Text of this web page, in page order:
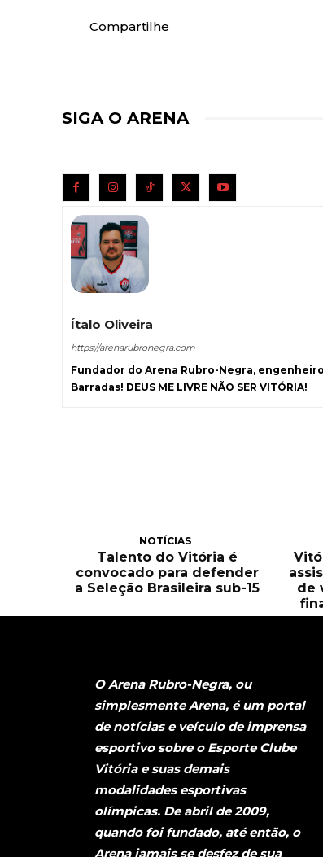
Compartilhe
SIGA O ARENA
Ítalo Oliveira
https://arenarubronegra.com
Fundador do Arena Rubro-Negra,
Barradas! DEUS ME LIVRE NÃO SER VITÓRIA!
NOTÍCIAS
Talento do Vitória é
convocado para defender
a Seleção Brasileira sub-15
de
O Arena Rubro-Negra, ou
simplesmente Arena, é um portal
de notícias e veículo de imprensa
esportivo sobre o Esporte Clube
Vitória e suas demais
modalidades esportivas
olímpicas. De abril de 2009,
quando foi fundado, até então, o
Arena jamais se desfez de sua